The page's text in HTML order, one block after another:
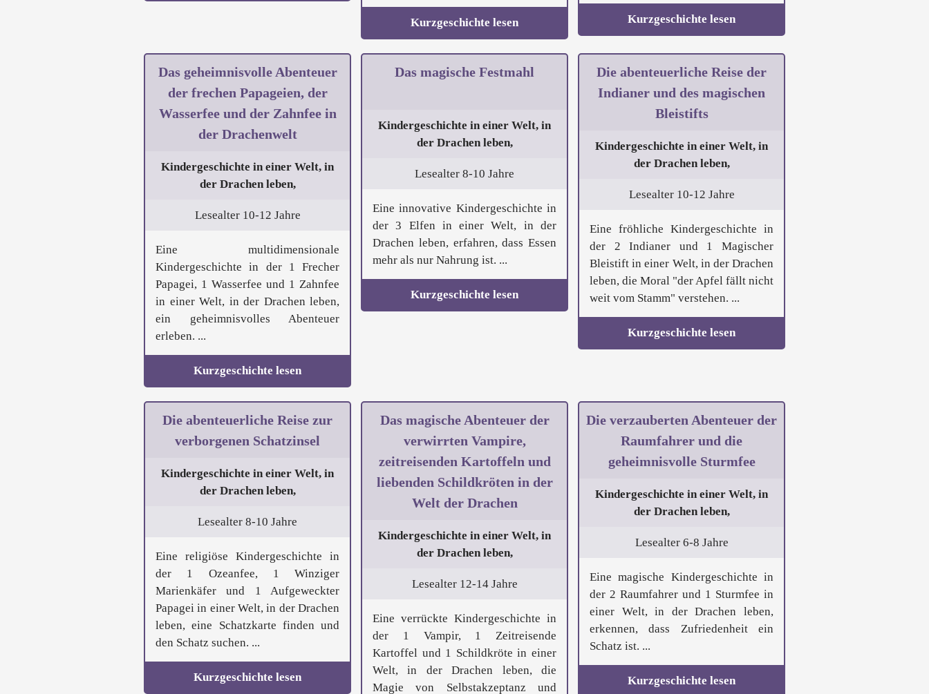
Kurzgeschichte lesen Kurzgeschichte lesen
Das geheimnisvolle Abenteuer
der frechen Papageien, der
Wasserfee und der Zahnfee in
der Drachenwelt
Kindergeschichte in einer Welt, in
der Drachen leben,
Lesealter 10-12 Jahre
Eine multidimensionale
Kindergeschichte in der 1 Frecher
Papagei, 1 Wasserfee und 1 Zahnfee
in einer Welt, in der Drachen leben,
ein geheimnisvolles Abenteuer
erleben. ...
Kurzgeschichte lesen
Das magische Festmahl
Kindergeschichte in einer Welt, in
der Drachen leben,
Lesealter 8-10 Jahre
Eine innovative Kindergeschichte in
der 3 Elfen in einer Welt, in der
Drachen leben, erfahren, dass Essen
mehr als nur Nahrung ist. ...
Kurzgeschichte lesen
Die abenteuerliche Reise der
Indianer und des magischen
Bleistifts
Kindergeschichte in einer Welt, in
der Drachen leben,
Lesealter 10-12 Jahre
Eine fröhliche Kindergeschichte in
der 2 Indianer und 1 Magischer
Bleistift in einer Welt, in der Drachen
leben, die Moral "der Apfel fällt nicht
weit vom Stamm" verstehen. ...
Kurzgeschichte lesen
Die abenteuerliche Reise zur
verborgenen Schatzinsel
Kindergeschichte in einer Welt, in
der Drachen leben,
Lesealter 8-10 Jahre
Eine religiöse Kindergeschichte in
der 1 Ozeanfee, 1 Winziger
Marienkäfer und 1 Aufgeweckter
Papagei in einer Welt, in der Drachen
leben, eine Schatzkarte finden und
den Schatz suchen. ...
Kurzgeschichte lesen
Das magische Abenteuer der
verwirrten Vampire,
zeitreisenden Kartoffeln und
liebenden Schildkröten in der
Welt der Drachen
Kindergeschichte in einer Welt, in
der Drachen leben,
Lesealter 12-14 Jahre
Eine verrückte Kindergeschichte in
der 1 Vampir, 1 Zeitreisende
Kartoffel und 1 Schildkröte in einer
Welt, in der Drachen leben, die
Magie von Selbstakzeptanz und
Die verzauberten Abenteuer der
Raumfahrer und die
geheimnisvolle Sturmfee
Kindergeschichte in einer Welt, in
der Drachen leben,
Lesealter 6-8 Jahre
Eine magische Kindergeschichte in
der 2 Raumfahrer und 1 Sturmfee in
einer Welt, in der Drachen leben,
erkennen, dass Zufriedenheit ein
Schatz ist. ...
Kurzgeschichte lesen